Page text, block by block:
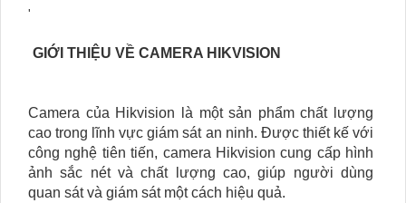
'
GIỚI THIỆU VỀ CAMERA HIKVISION
Camera của Hikvision là một sản phẩm chất lượng
cao trong lĩnh vực giám sát an ninh. Được thiết kế với
công nghệ tiên tiến, camera Hikvision cung cấp hình
ảnh sắc nét và chất lượng cao, giúp người dùng
quan sát và giám sát một cách hiệu quả.